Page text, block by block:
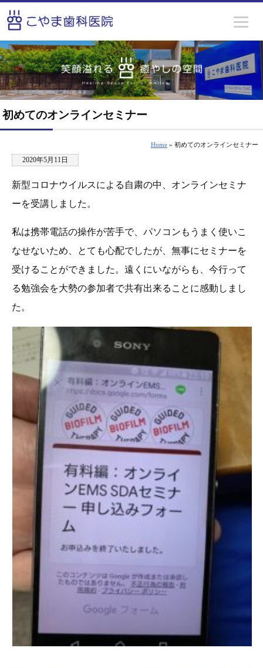
初めてのオンラインセミナー
Home » 初めてのオンラインセミナー
2020年5月11日
新型コロナウイルスによる自粛の中、オンラインセミナ
ーを受講しました。
私は携帯電話の操作が苦手で、パソコンもうまく使いこ
なせないため、とても心配でしたが、無事にセミナーを
受けることができました。遠くにいながらも、今行って
る勉強会を大勢の参加者で共有出来ることに感動しまし
た。